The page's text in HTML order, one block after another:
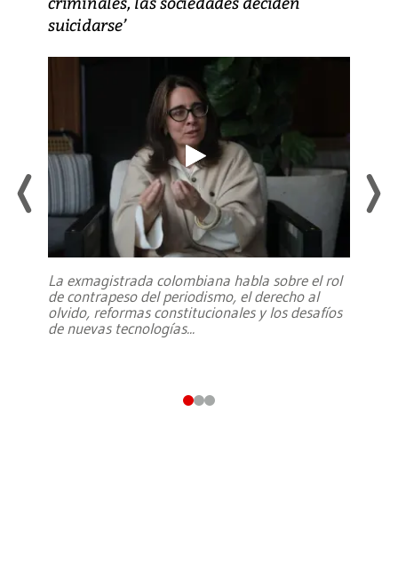
suicidarse’
La exmagistrada colombiana habla sobre el rol
de contrapeso del periodismo, el derecho al
olvido, reformas constitucionales y los desafíos
de nuevas tecnologías...